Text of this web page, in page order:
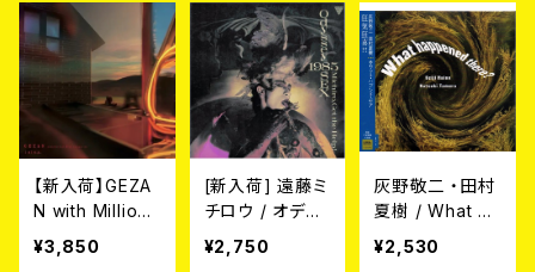
【新入荷】GEZA
N with Million
Wish Collectiv
¥3,850
[新入荷] 遠藤ミ
チロウ / オデッ
セイ・1985・SEX
(CD)
¥2,750
灰野敬二 ・田村
夏樹 / What ha
ppened ther
e? CD
¥2,530